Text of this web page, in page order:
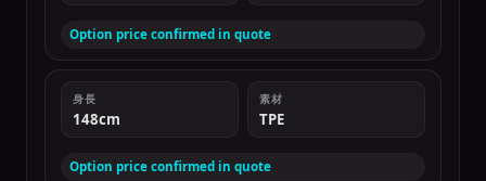
Option price confirmed in quote
身長
148cm
素材
TPE
Option price confirmed in quote